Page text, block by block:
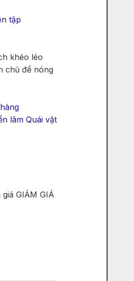
tập
khéo léo
chủ đề nóng
lãm Quái vật
GIẢM GIÁ